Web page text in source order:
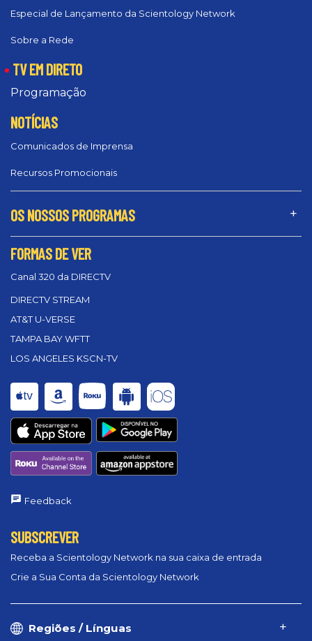
Especial de Lançamento da Scientology Network
Sobre a Rede
TV EM DIRETO
Programação
NOTÍCIAS
Comunicados de Imprensa
Recursos Promocionais
OS NOSSOS PROGRAMAS
FORMAS DE VER
Canal 320 da DIRECTV
DIRECTV STREAM
AT&T U-VERSE
TAMPA BAY WFTT
LOS ANGELES KSCN-TV
Feedback
SUBSCREVER
Receba a Scientology Network na sua caixa de entrada
Crie a Sua Conta da Scientology Network
Regiões / Línguas